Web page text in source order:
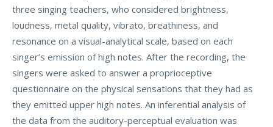
three singing teachers, who considered brightness,
loudness, metal quality, vibrato, breathiness, and
resonance on a visual-analytical scale, based on each
singer’s emission of high notes. After the recording, the
singers were asked to answer a proprioceptive
questionnaire on the physical sensations that they had as
they emitted upper high notes. An inferential analysis of
the data from the auditory-perceptual evaluation was